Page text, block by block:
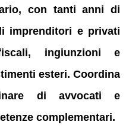
con tanti anni di
imprenditori e privati
ingiunzioni e
esteri. Coordina
di avvocati e
complementari.